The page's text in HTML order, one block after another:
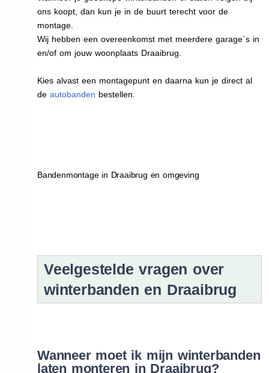
ons koopt, dan kun je in de buurt terecht voor de
montage.
Wij hebben een overeenkomst met meerdere garage`s in
en/of om jouw woonplaats Draaibrug.
Kies alvast een montagepunt en daarna kun je direct al
de autobanden bestellen.
Bandenmontage in Draaibrug en omgeving
Veelgestelde vragen over
winterbanden en Draaibrug
Wanneer moet ik mijn winterbanden
laten monteren in Draaibrug?